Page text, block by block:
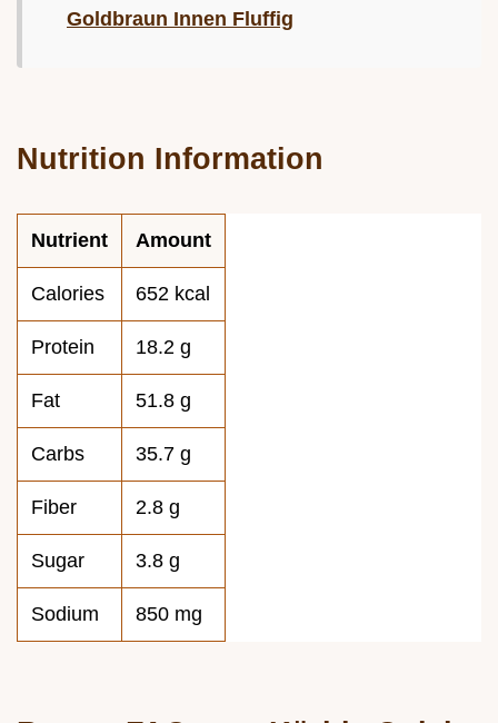
Goldbraun Innen Fluffig
Nutrition Information
Nutrient Amount
Calories 652 kcal
Protein 18.2 g
Fat 51.8 g
Carbs 35.7 g
Fiber 2.8 g
Sugar 3.8 g
Sodium 850 mg